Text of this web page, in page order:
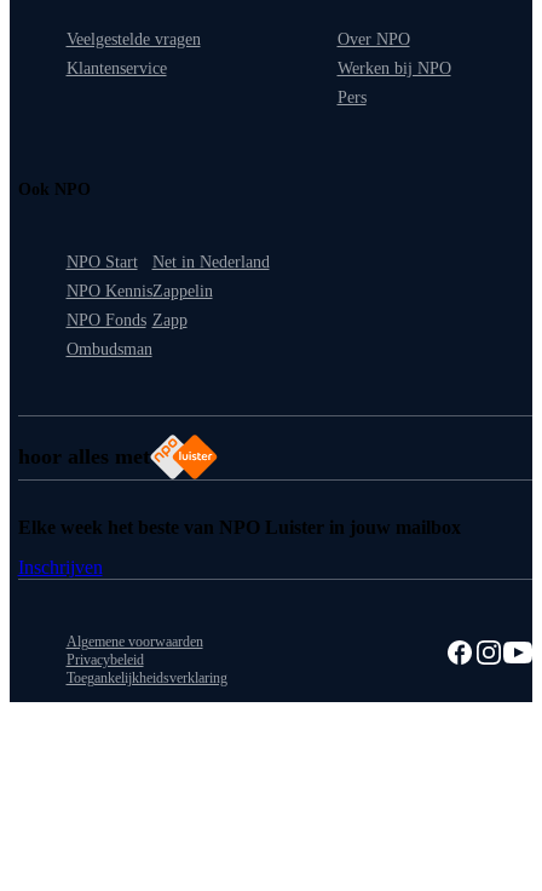
hoor alles met
Veelgestelde vragen
Klantenservice
Over NPO
Werken bij NPO
Pers
Ook NPO
NPO Start
NPO Kennis
NPO Fonds
Ombudsman
Net in Nederland
Zappelin
Zapp
Elke week het beste van NPO Luister in jouw mailbox
Inschrijven
Algemene voorwaarden
Privacybeleid
Toegankelijkheidsverklaring